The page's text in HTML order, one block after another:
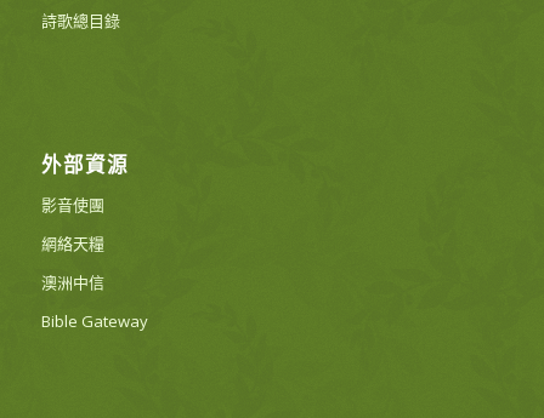
詩歌總目錄
外部資源
影音使團
網絡天糧
澳洲中信
Bible Gateway